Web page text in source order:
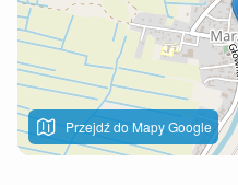
Przejdź do Mapy Google